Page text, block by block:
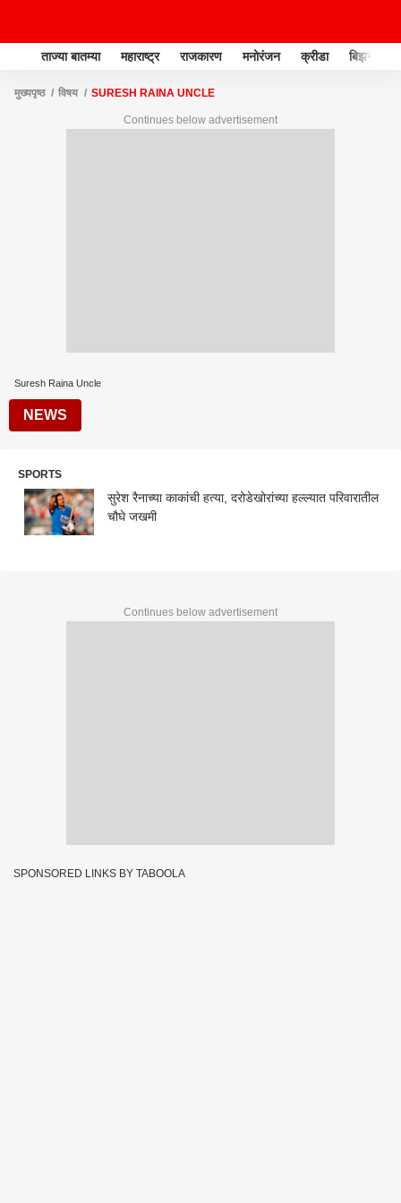
ताज्या बातम्या महाराष्ट्र राजकारण मनोरंजन क्रीडा बिझनेस
मुख्यपृष्ठ विषय SURESH RAINA UNCLE
Continues below advertisement
Suresh Raina Uncle
NEWS
SPORTS
सुरेश रैनाच्या काकांची हत्या, दरोडेखोरांच्या हल्ल्यात परिवारातील
चौघे जखमी
Continues below advertisement
SPONSORED LINKS BY TABOOLA